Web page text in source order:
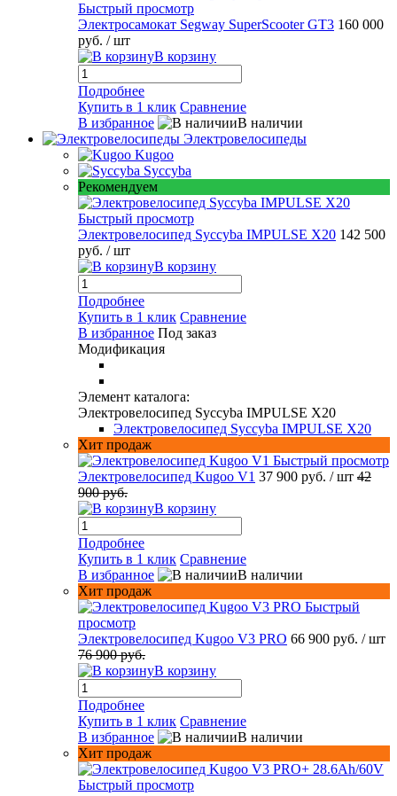
Быстрый просмотр
Электросамокат Segway SuperScooter GT3 160 000
руб. / шт
В корзину
Подробнее
Купить в 1 клик Сравнение
В избранное
В наличии
Электровелосипеды
Kugoo
Syccyba
Рекомендуем
Быстрый просмотр
Электровелосипед Syccyba IMPULSE X20 142 500
руб. / шт
В корзину
Подробнее
Купить в 1 клик Сравнение
В избранное Под заказ
Модификация
Элемент каталога:
Электровелосипед Syccyba IMPULSE X20
Электровелосипед Syccyba IMPULSE X20
Хит продаж
Быстрый просмотр
Электровелосипед Kugoo V1 37 900 руб. / шт 42
900 руб.
В корзину
Подробнее
Купить в 1 клик Сравнение
В избранное
В наличии
Хит продаж
Быстрый
просмотр
Электровелосипед Kugoo V3 PRO 66 900 руб. / шт
76 900 руб.
В корзину
Подробнее
Купить в 1 клик Сравнение
В избранное
В наличии
Хит продаж
Быстрый просмотр